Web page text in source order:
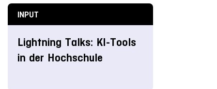
INPUT
Lightning Talks: KI-Tools
in der Hochschule